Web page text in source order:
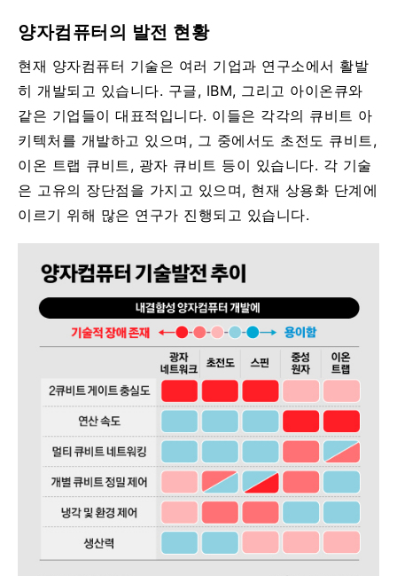
양자컴퓨터의 발전 현황
현재 양자컴퓨터 기술은 여러 기업과 연구소에서 활발
히 개발되고 있습니다. 구글, IBM, 그리고 아이온큐와
같은 기업들이 대표적입니다. 이들은 각각의 큐비트 아
키텍처를 개발하고 있으며, 그 중에서도 초전도 큐비트,
이온 트랩 큐비트, 광자 큐비트 등이 있습니다. 각 기술
은 고유의 장단점을 가지고 있으며, 현재 상용화 단계에
이르기 위해 많은 연구가 진행되고 있습니다.